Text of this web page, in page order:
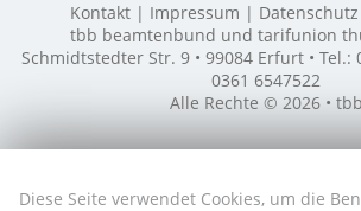
Diese Seite verwendet Cookies, um die
Kontakt Impressum Datenschutz
tbb beamtenbund und tarifunion
Schmidtstedter Str. 9 • 99084 Erfurt • Tel.:
0361 6547522
Alle Rechte © 2026 • tbb